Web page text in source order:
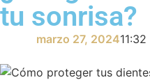
tu sonrisa?
marzo 27, 2024